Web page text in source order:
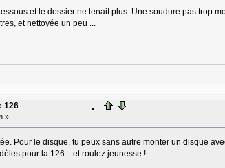
et le dossier ne tenait plus. Une soudure pas trop
et nettoyée un peu ...
126
»
Pour le disque, tu peux sans autre monter un disque
pour la 126... et roulez jeunesse !